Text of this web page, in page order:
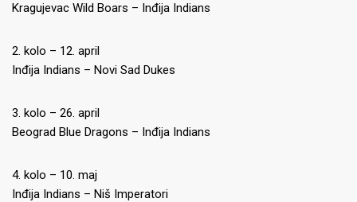
Kragujevac Wild Boars – Inđija Indians
2. kolo – 12. april
Inđija Indians – Novi Sad Dukes
3. kolo – 26. april
Beograd Blue Dragons – Inđija Indians
4. kolo – 10. maj
Inđija Indians – Niš Imperatori